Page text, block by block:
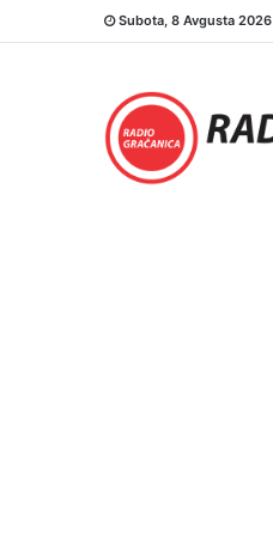
Subota, 8 Avgusta 2026